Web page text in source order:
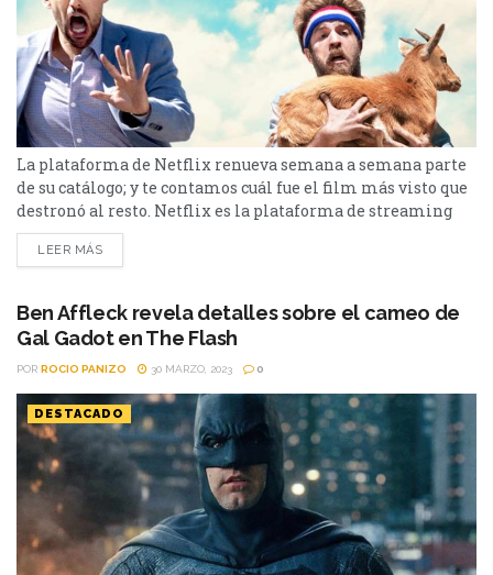
La plataforma de Netflix renueva semana a semana parte
de su catálogo; y te contamos cuál fue el film más visto que
destronó al resto. Netflix es la plataforma de streaming
más popular del mundo, la primera en aparecer y la que
suele realizar más películas y series originales. También,
LEER MÁS
Ben Affleck revela detalles sobre el cameo de
Gal Gadot en The Flash
POR ROCIO PANIZO 30 MARZO, 2023 0
DESTACADO